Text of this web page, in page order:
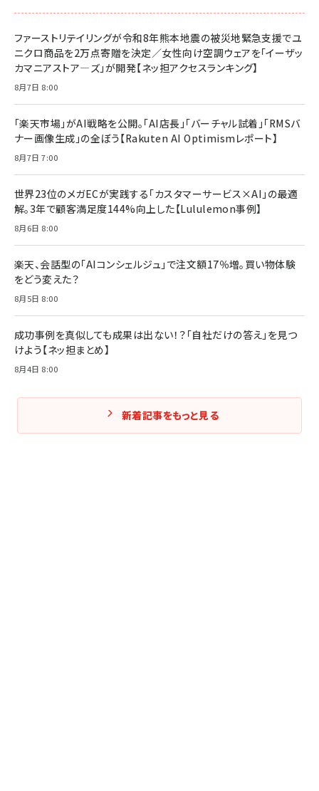
ファーストリテイリングが令和8年熊本地震の被災地緊急支援でユ
ニクロ商品を2万点寄贈を決定／女性向け空調ウェアを「イーザッ
カマニアストア―ズ」が開発【ネッ担アクセスランキング】
8月7日 8:00
「楽天市場」がAI戦略を公開。「AI店長」「バーチャル試着」「RMSバ
ナー画像生成」の全ぼう【Rakuten AI Optimismレポート】
8月7日 7:00
世界23位のメガECが実践する「カスタマーサービス×AI」の最適
解。3年で顧客満足度144%向上した【Lululemon事例】
8月6日 8:00
楽天、会話型の「AIコンシェルジュ」で注文額17％増。買い物体験
をどう変えた？
8月5日 8:00
成功事例を真似しても成果は出ない！？「自社だけの答え」を見つ
けよう【ネッ担まとめ】
8月4日 8:00
新着記事をもっと見る